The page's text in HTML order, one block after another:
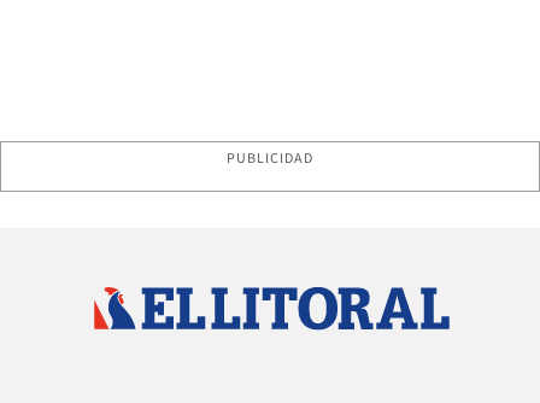
PUBLICIDAD